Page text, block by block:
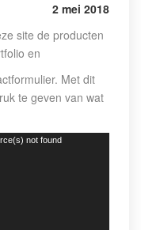
2 mei 2018
site de producten
en
Met dit
te geven van wat
not found